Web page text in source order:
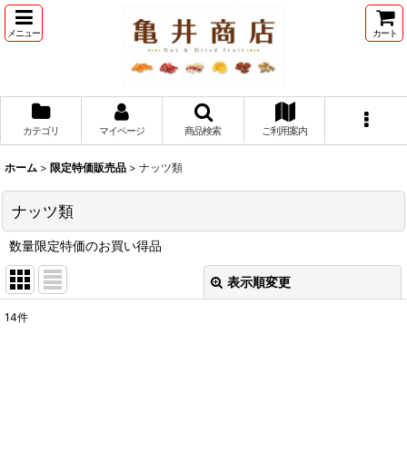
メニュー カート
カテゴリ マイページ 商品検索 ご利用案内
ホーム > 限定特価販売品 > ナッツ類
ナッツ類
数量限定特価のお買い得品
表示順変更
14件